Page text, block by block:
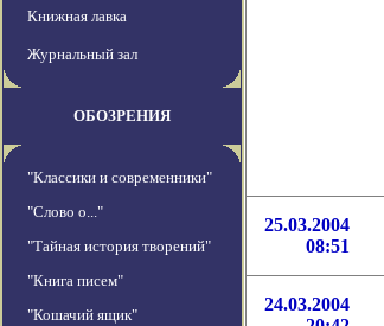
Книжная лавка
Журнальный зал
ОБОЗРЕНИЯ
"Классики и современники"
"Слово о..."
"Тайная история творений"
"Книга писем"
"Кошачий ящик"
25.03.2004
08:51
24.03.2004